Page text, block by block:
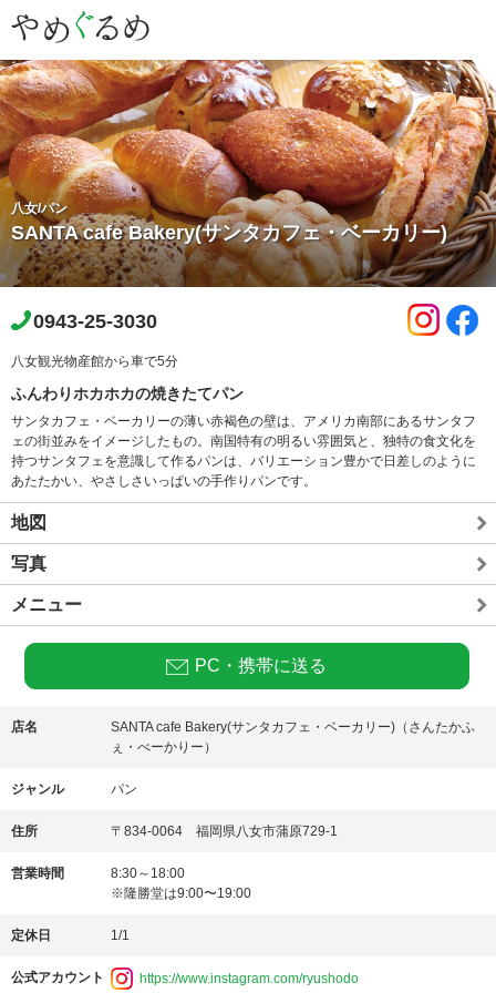
八女/パン
SANTA cafe Bakery(サンタカフェ・ベーカリー)
0943-25-3030
八女観光物産館から車で5分
ふんわりホカホカの焼きたてパン
サンタカフェ・ベーカリーの薄い赤褐色の壁は、アメリカ南部にあるサンタフ
ェの街並みをイメージしたもの。南国特有の明るい雰囲気と、独特の食文化を
持つサンタフェを意識して作るパンは、バリエーション豊かで日差しのように
あたたかい、やさしさいっぱいの手作りパンです。
地図
写真
メニュー
PC・携帯に送る
店名
SANTA cafe Bakery(サンタカフェ・ベーカリー)（さんたかふ
ぇ・べーかりー）
ジャンル パン
住所 〒834-0064 福岡県八女市蒲原729-1
営業時間
8:30～18:00
※隆勝堂は9:00〜19:00
定休日 1/1
公式アカウント https://www.instagram.com/ryushodo